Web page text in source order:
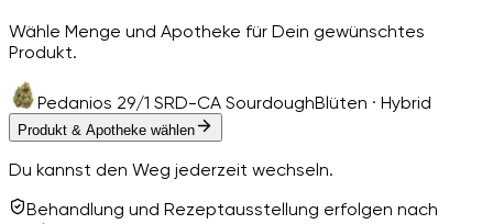
Wähle Menge und Apotheke für Dein gewünschtes
Produkt.
Pedanios 29/1 SRD-CA SourdoughBlüten · Hybrid
Produkt & Apotheke wählen
Du kannst den Weg jederzeit wechseln.
Behandlung und Rezeptausstellung erfolgen nach